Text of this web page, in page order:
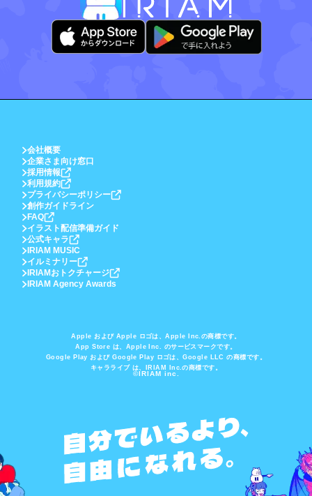
会社概要
企業さま向け窓口
採用情報
利用規約
プライバシーポリシー
創作ガイドライン
FAQ
イラスト配信準備ガイド
公式キャラ
IRIAM MUSIC
イルミナリー
IRIAMおトクチャージ
IRIAM Agency Awards
Apple および Apple ロゴは、Apple Inc.の商標です。
App Store は、Apple Inc. のサービスマークです。
Google Play および Google Play ロゴは、Google LLC の商標です。
キャラライブ は、IRIAM Inc.の商標です。
©IRIAM inc.